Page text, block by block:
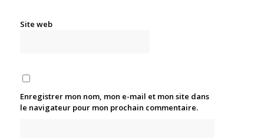
Site web
Enregistrer mon nom, mon e-mail et mon site dans
le navigateur pour mon prochain commentaire.